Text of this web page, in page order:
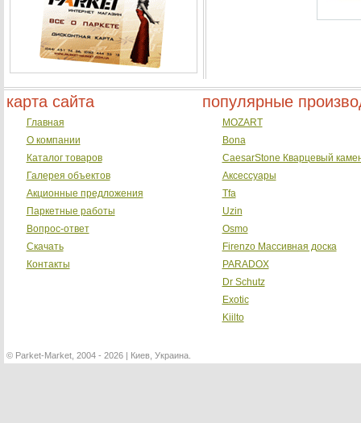
карта сайта
Главная
О компании
Каталог товаров
Галерея объектов
Акционные предложения
Паркетные работы
Вопрос-ответ
Скачать
Контакты
популярные
MOZART
Bona
CaesarStone Кварцевый
Аксессуары
Tfa
Uzin
Osmo
Firenzo Массивная доска
PARADOX
Dr Schutz
Exotic
Kiilto
©Parket-Market, 2004 - 2026 | Киев, Украина.